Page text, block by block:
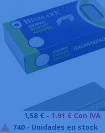
Precio
1,58 € - 1.91 € Con IVA
 740 - Unidades en stock